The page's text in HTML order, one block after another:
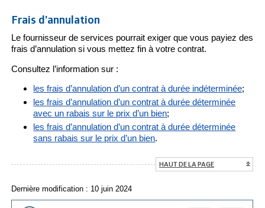
Frais d’annulation
Le fournisseur de services pourrait exiger que vous payiez des
frais d’annulation si vous mettez fin à votre contrat.
Consultez l’information sur :
les frais d’annulation d’un contrat à durée indéterminée;
les frais d’annulation d’un contrat à durée déterminée
avec un rabais sur le prix d’un bien;
les frais d’annulation d’un contrat à durée déterminée
sans rabais sur le prix d’un bien.
HAUT DE LA PAGE
Dernière modification : 10 juin 2024